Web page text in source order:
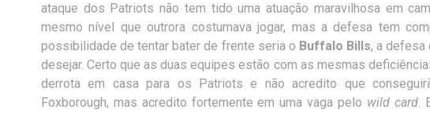
ataque dos Patriots não tem tido uma atuação maravilhosa em
mesmo nível que outrora costumava jogar, mas a defesa tem
possibilidade de tentar bater de frente seria o Buffalo Bills, a defesa
desejar. Certo que as duas equipes estão com as mesmas
derrota em casa para os Patriots e não acredito que
Foxborough, mas acredito fortemente em uma vaga pelo wild card.